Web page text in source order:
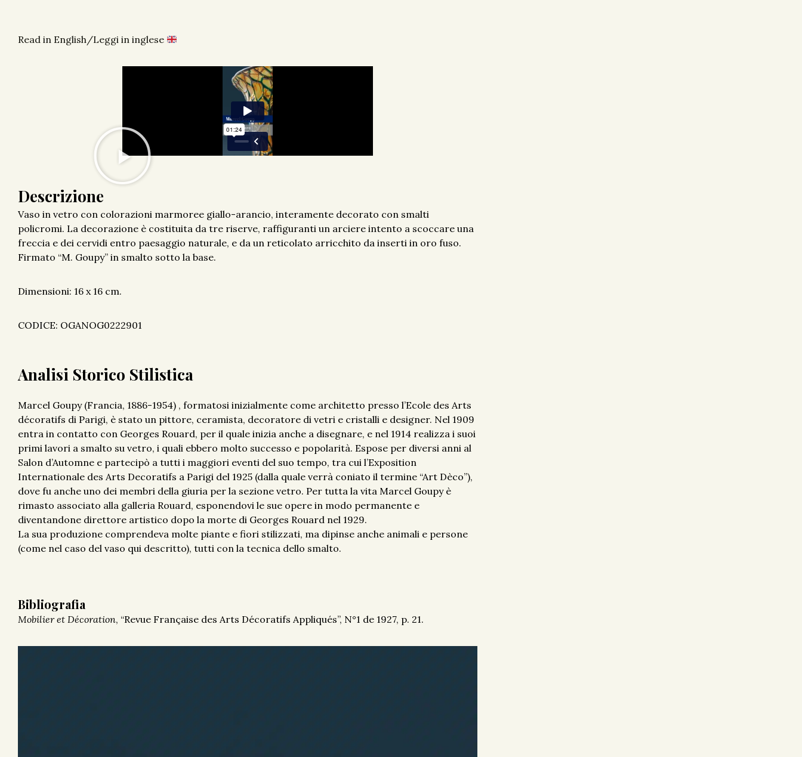
Read in English/Leggi in inglese
Descrizione
Vaso in vetro con colorazioni marmoree giallo-arancio, interamente decorato con smalti
policromi. La decorazione è costituita da tre riserve, raffiguranti un arciere intento a scoccare una
freccia e dei cervidi entro paesaggio naturale, e da un reticolato arricchito da inserti in oro fuso.
Firmato “M. Goupy” in smalto sotto la base.
Dimensioni: 16 x 16 cm.
CODICE: OGANOG0222901
Analisi Storico Stilistica
Marcel Goupy (Francia, 1886-1954) , formatosi inizialmente come architetto presso l’Ecole des Arts
décoratifs di Parigi, è stato un pittore, ceramista, decoratore di vetri e cristalli e designer. Nel 1909
entra in contatto con Georges Rouard, per il quale inizia anche a disegnare, e nel 1914 realizza i suoi
primi lavori a smalto su vetro, i quali ebbero molto successo e popolarità. Espose per diversi anni al
Salon d’Automne e partecipò a tutti i maggiori eventi del suo tempo, tra cui l’Exposition
Internationale des Arts Decoratifs a Parigi del 1925 (dalla quale verrà coniato il termine “Art Dèco”),
dove fu anche uno dei membri della giuria per la sezione vetro. Per tutta la vita Marcel Goupy è
rimasto associato alla galleria Rouard, esponendovi le sue opere in modo permanente e
diventandone direttore artistico dopo la morte di Georges Rouard nel 1929.
La sua produzione comprendeva molte piante e fiori stilizzati, ma dipinse anche animali e persone
(come nel caso del vaso qui descritto), tutti con la tecnica dello smalto.
Bibliografia
Mobilier et Décoration, “Revue Française des Arts Décoratifs Appliqués”, N°1 de 1927, p. 21.